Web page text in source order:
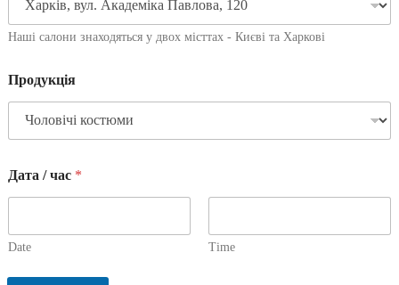
Наші салони знаходяться у двох місттах - Києві та Харкові
Продукція
Дата / час *
Date Time